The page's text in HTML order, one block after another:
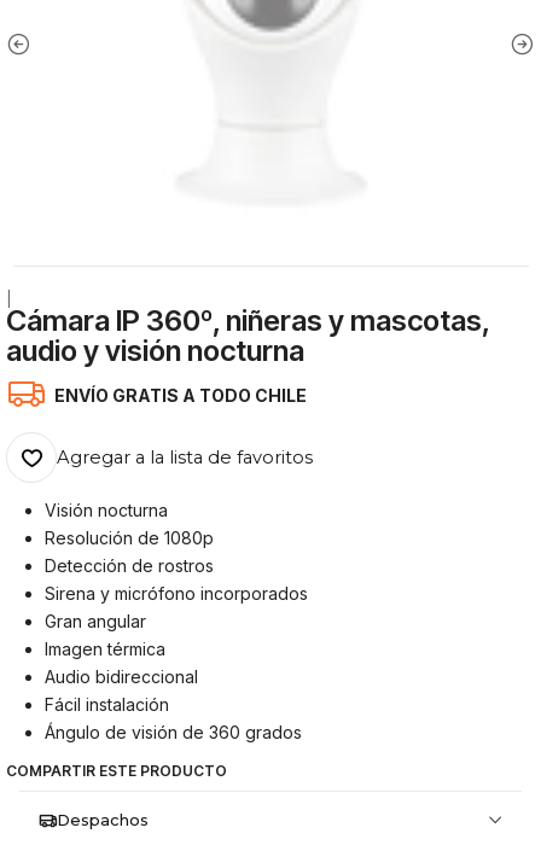
Cámara IP 360º, niñeras y mascotas,
audio y visión nocturna
ENVÍO GRATIS A TODO CHILE
Agregar a la lista de favoritos
Visión nocturna
Resolución de 1080p
Detección de rostros
Sirena y micrófono incorporados
Gran angular
Imagen térmica
Audio bidireccional
Fácil instalación
Ángulo de visión de 360 grados
COMPARTIR ESTE PRODUCTO
Despachos